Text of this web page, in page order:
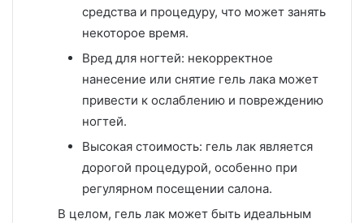
средства и процедуру, что может занять
некоторое время.
Вред для ногтей: некорректное
нанесение или снятие гель лака может
привести к ослаблению и повреждению
ногтей.
Высокая стоимость: гель лак является
дорогой процедурой, особенно при
регулярном посещении салона.
В целом, гель лак может быть идеальным